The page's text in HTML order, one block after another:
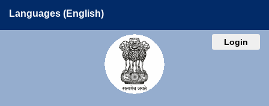
Languages (English)
Login